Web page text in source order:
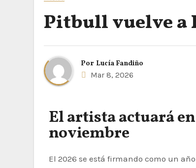
Pitbull vuelve a
Por Lucía Fandiño
Mar 8, 2026
El artista actuará
noviembre
El 2026 se está firmando como un año de música, ritmo y energía sin límites. Pitbull, conocido